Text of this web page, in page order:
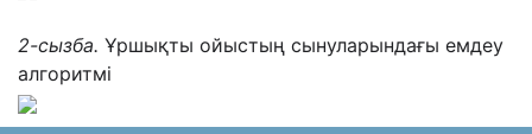
2-сызба. Ұршықты ойыстың сынуларындағы емдеу
алгоритмі